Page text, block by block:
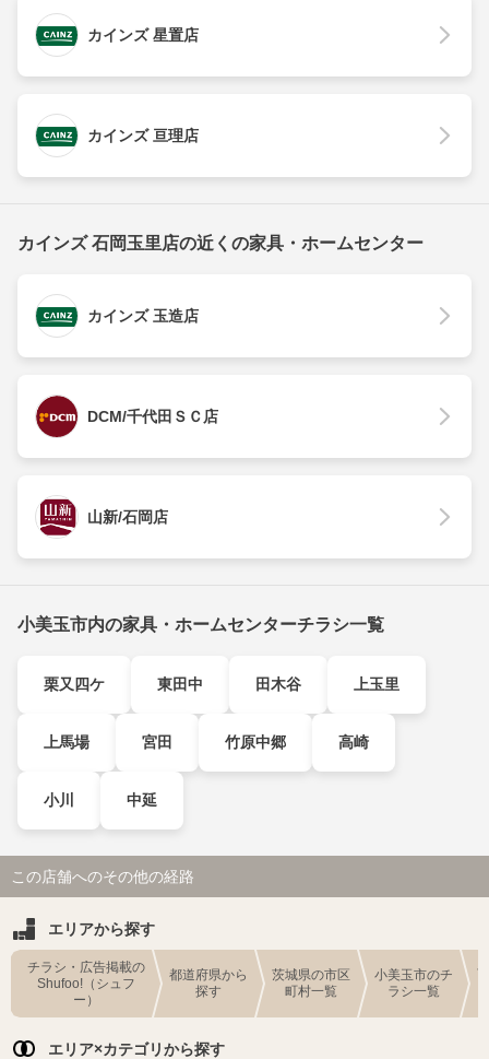
カインズ 星置店
カインズ 亘理店
カインズ 石岡玉里店の近くの家具・ホームセンター
カインズ 玉造店
DCM/千代田ＳＣ店
山新/石岡店
小美玉市内の家具・ホームセンターチラシ一覧
栗又四ケ 東田中 田木谷 上玉里
上馬場 宮田 竹原中郷 高崎
小川 中延
この店舗へのその他の経路
エリアから探す
チラシ・広告掲載の
Shufoo!（シュフ
ー）
都道府県から
探す
茨城県の市区
町村一覧
小美玉市のチ
ラシ一覧
エリア×カテゴリから探す